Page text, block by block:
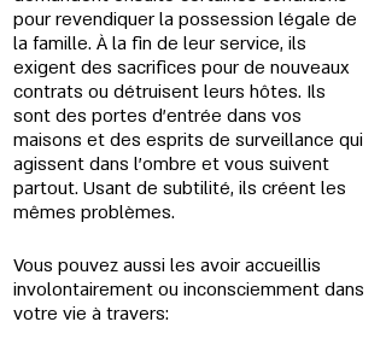
pour revendiquer la possession légale de
la famille. À la fin de leur service, ils
exigent des sacrifices pour de nouveaux
contrats ou détruisent leurs hôtes. Ils
sont des portes d'entrée dans vos
maisons et des esprits de surveillance qui
agissent dans l'ombre et vous suivent
partout. Usant de subtilité, ils créent les
mêmes problèmes.
Vous pouvez aussi les avoir accueillis
involontairement ou inconsciemment dans
votre vie à travers: